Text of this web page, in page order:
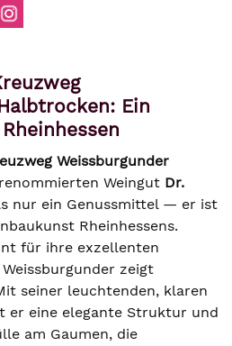
Ein
Weissburgunder
Weingut Dr.
nur ein Genussmittel — er ist
Rheinhessens.
für ihre exzellenten
zeigt
seiner leuchtenden, klaren
er eine elegante Struktur und
am Gaumen, die